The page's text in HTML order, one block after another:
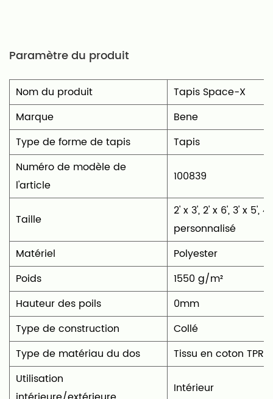
polyester » allie style, durabilité et facilité
d'entretien pour répondre à vos besoins.
Paramètre du produit
Nom du produit
Tapis Space-X
Marque
Bene
Type de forme de tapis
‎Tapis
Numéro de modèle de
l'article
100839
Taille
‎2' x 3', 2' x 6', 3' x 5',
personnalisé
Matériel
‎Polyester
Poids
1550 g/m²
Hauteur des poils
0mm
Type de construction
Collé
Type de matériau du dos
Tissu en coton TPR
Utilisation
‎Intérieur